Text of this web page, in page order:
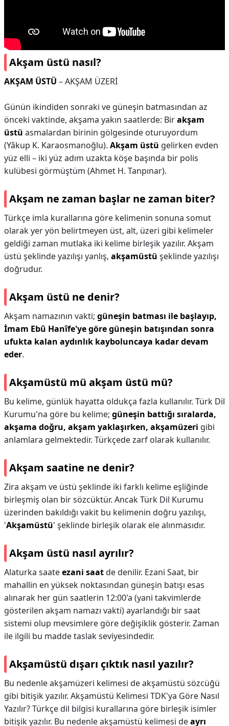
Akşam üstü nasıl?
AKŞAM ÜSTÜ – AKŞAM ÜZERİ
Günün ikindiden sonraki ve güneşin batmasından az
önceki vaktinde, akşama yakın saatlerde: Birakşam
üstü asmalardan birinin gölgesinde oturuyordum
(Yâkup K. Karaosmanoğlu). Akşam üstü gelirken evden
yüz elli – iki yüz adım uzakta köşe başında bir polis
kulübesi görmüştüm (Ahmet H. Tanpınar).
Akşam ne zaman başlar ne zaman biter?
Türkçe imla kurallarına göre kelimenin sonuna somut
olarak yer yön belirtmeyen üst, alt, üzeri gibi kelimeler
geldiği zaman mutlaka iki kelime birleşik yazılır. Akşam
üstü şeklinde yazılışı yanlış, akşamüstü şeklinde yazılışı
doğrudur.
Akşam üstü ne denir?
Akşam namazının vakti; güneşin batması ile başlayıp,
İmam Ebû Hanîfe'ye göre güneşin batışından sonra
ufukta kalan aydınlık kayboluncaya kadar devam
eder.
Akşamüstü mü akşam üstü mü?
Bu kelime, günlük hayatta oldukça fazla kullanılır. Türk Dil
Kurumu'na göre bu kelime; güneşin battığı sıralarda,
akşama doğru, akşam yaklaşırken, akşamüzeri gibi
anlamlara gelmektedir. Türkçede zarf olarak kullanılır.
Akşam saatine ne denir?
Zira akşam ve üstü şeklinde iki farklı kelime eşliğinde
birleşmiş olan bir sözcüktür. Ancak Türk Dil Kurumu
üzerinden bakıldığı vakit bu kelimenin doğru yazılışı,
'Akşamüstü' şeklinde birleşik olarak ele alınmasıdır.
Akşam üstü nasıl ayrılır?
Alaturka saateezani saatde denilir. Ezani Saat, bir
mahallin en yüksek noktasından güneşin batışı esas
alınarak her gün saatlerin 12:00'a (yani takvimlerde
gösterilen akşam namazı vakti) ayarlandığı bir saat
sistemi olup mevsimlere göre değişiklik gösterir. Zaman
ile ilgili bu madde taslak seviyesindedir.
Akşamüstü dışarı çıktık nasıl yazılır?
Bu nedenle akşamüzeri kelimesi de akşamüstü sözcüğü
gibi bitişik yazılır. Akşamüstü Kelimesi TDK'ya Göre Nasıl
Yazılır? Türkçe dil bilgisi kurallarına göre birleşik isimler
bitişik yazılır. Bu nedenle akşamüstü kelimesi deayrı